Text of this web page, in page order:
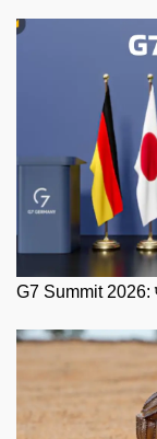
G7 Summit 2026: